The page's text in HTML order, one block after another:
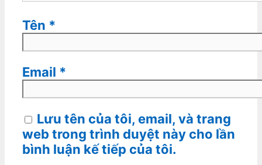
Tên *
Email *
Lưu tên của tôi, email, và trang
web trong trình duyệt này cho lần
bình luận kế tiếp của tôi.